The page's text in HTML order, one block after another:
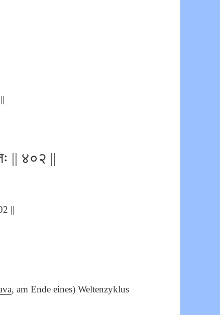
|| ४०२ ||
||
, am Ende eines) Weltenzyklus